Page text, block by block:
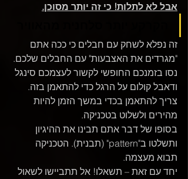
אבל לא לתלות! כי זה יותר מסוכן.
זה נפלא לשחק עם חבלים כי ככה אתם
"מגרדים את האצבעות" עם החבלים שלכם.
נסו בזמנכם החופשי לקשור לעצמכם סינגל
ודאבל קולום על הרגל כדי להתאמן בזה.
צריך להתאמן בכדי במשך הזמן להיות
מהירים ולשלוט בטכניקה.
בסופו של דבר אתם תבינו את ההיגיון
ותשלטו ב"pattern" (תבנית). הטכניקה
תבוא מעצמה.
יחד עם זאת – תשאלו! אל תתביישו לשאול